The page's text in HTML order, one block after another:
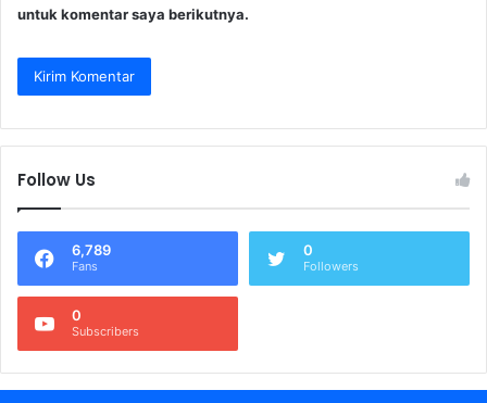
untuk komentar saya berikutnya.
Follow Us
6,789
Fans
0
Followers
0
Subscribers